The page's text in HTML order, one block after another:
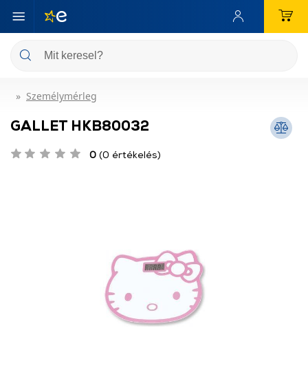
Személymérleg
GALLET HKB80032
0 (0 értékelés)